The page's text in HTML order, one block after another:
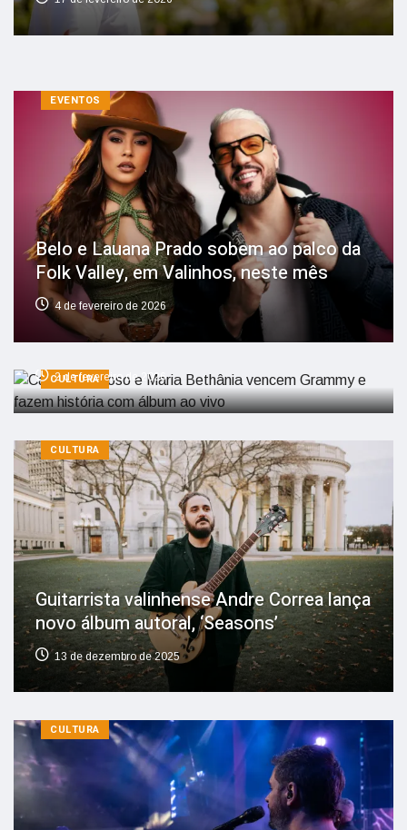
EVENTOS
Belo e Lauana Prado sobem ao palco da
Folk Valley, em Valinhos, neste mês
4 de fevereiro de 2026
CULTURA
Caetano Veloso e Maria Bethânia
vencem Grammy e fazem história com
álbum ao vivo
2 de fevereiro de 2026
CULTURA
Guitarrista valinhense Andre Correa lança
novo álbum autoral, ‘Seasons’
13 de dezembro de 2025
CULTURA